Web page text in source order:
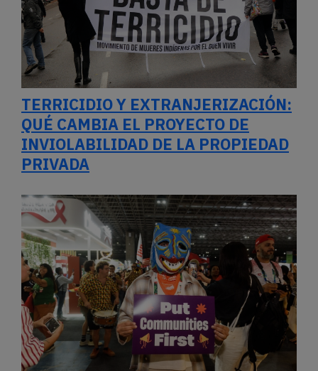
TERRICIDIO Y EXTRANJERIZACIÓN:
QUÉ CAMBIA EL PROYECTO DE
INVIOLABILIDAD DE LA PROPIEDAD
PRIVADA